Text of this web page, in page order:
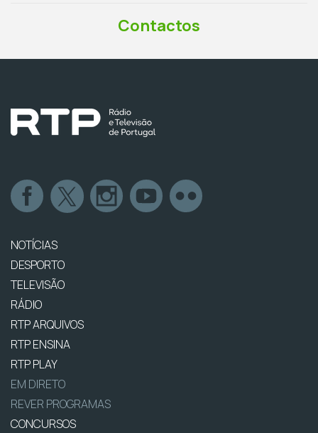
Contactos
NOTÍCIAS
DESPORTO
TELEVISÃO
RÁDIO
RTP ARQUIVOS
RTP ENSINA
RTP PLAY
EM DIRETO
REVER PROGRAMAS
CONCURSOS